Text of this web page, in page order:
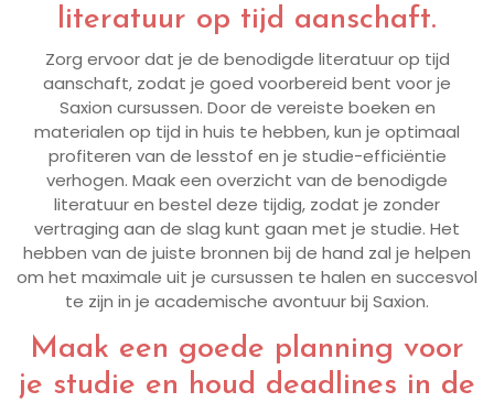
literatuur op tijd aanschaft.
Zorg ervoor dat je de benodigde literatuur op tijd
aanschaft, zodat je goed voorbereid bent voor je
Saxion cursussen. Door de vereiste boeken en
materialen op tijd in huis te hebben, kun je optimaal
profiteren van de lesstof en je studie-efficiëntie
verhogen. Maak een overzicht van de benodigde
literatuur en bestel deze tijdig, zodat je zonder
vertraging aan de slag kunt gaan met je studie. Het
hebben van de juiste bronnen bij de hand zal je helpen
om het maximale uit je cursussen te halen en succesvol
te zijn in je academische avontuur bij Saxion.
Maak een goede planning voor
je studie en houd deadlines in de